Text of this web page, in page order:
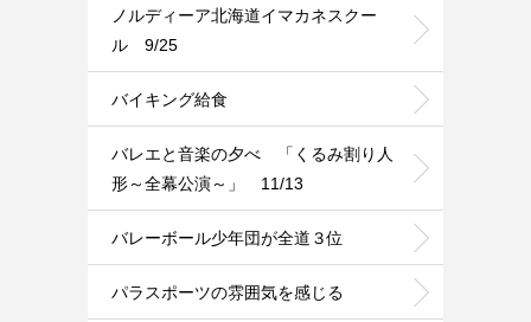
ノルディーア北海道イマカネスクー
ル 9/25
バイキング給食
バレエと音楽の夕べ 「くるみ割り人
形～全幕公演～」 11/13
バレーボール少年団が全道３位
パラスポーツの雰囲気を感じる